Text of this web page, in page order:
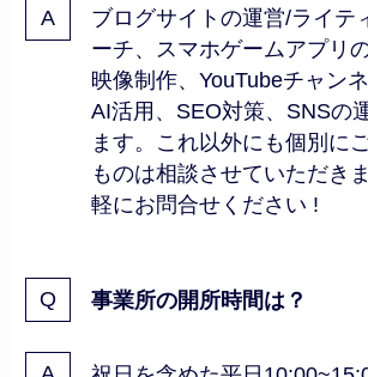
ブログサイトの運営/ライテ
ーチ、スマホゲームアプリ
映像制作、YouTubeチャン
AI活用、SEO対策、SNSの
ます。これ以外にも個別に
ものは相談させていただき
軽にお問合せください !
事業所の開所時間は？